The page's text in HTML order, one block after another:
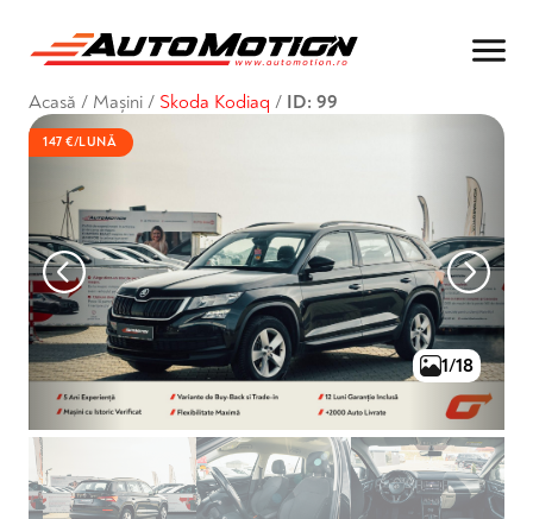
Acasă / Mașini / Skoda Kodiaq / ID: 99
147 €/LUNĂ
1/18